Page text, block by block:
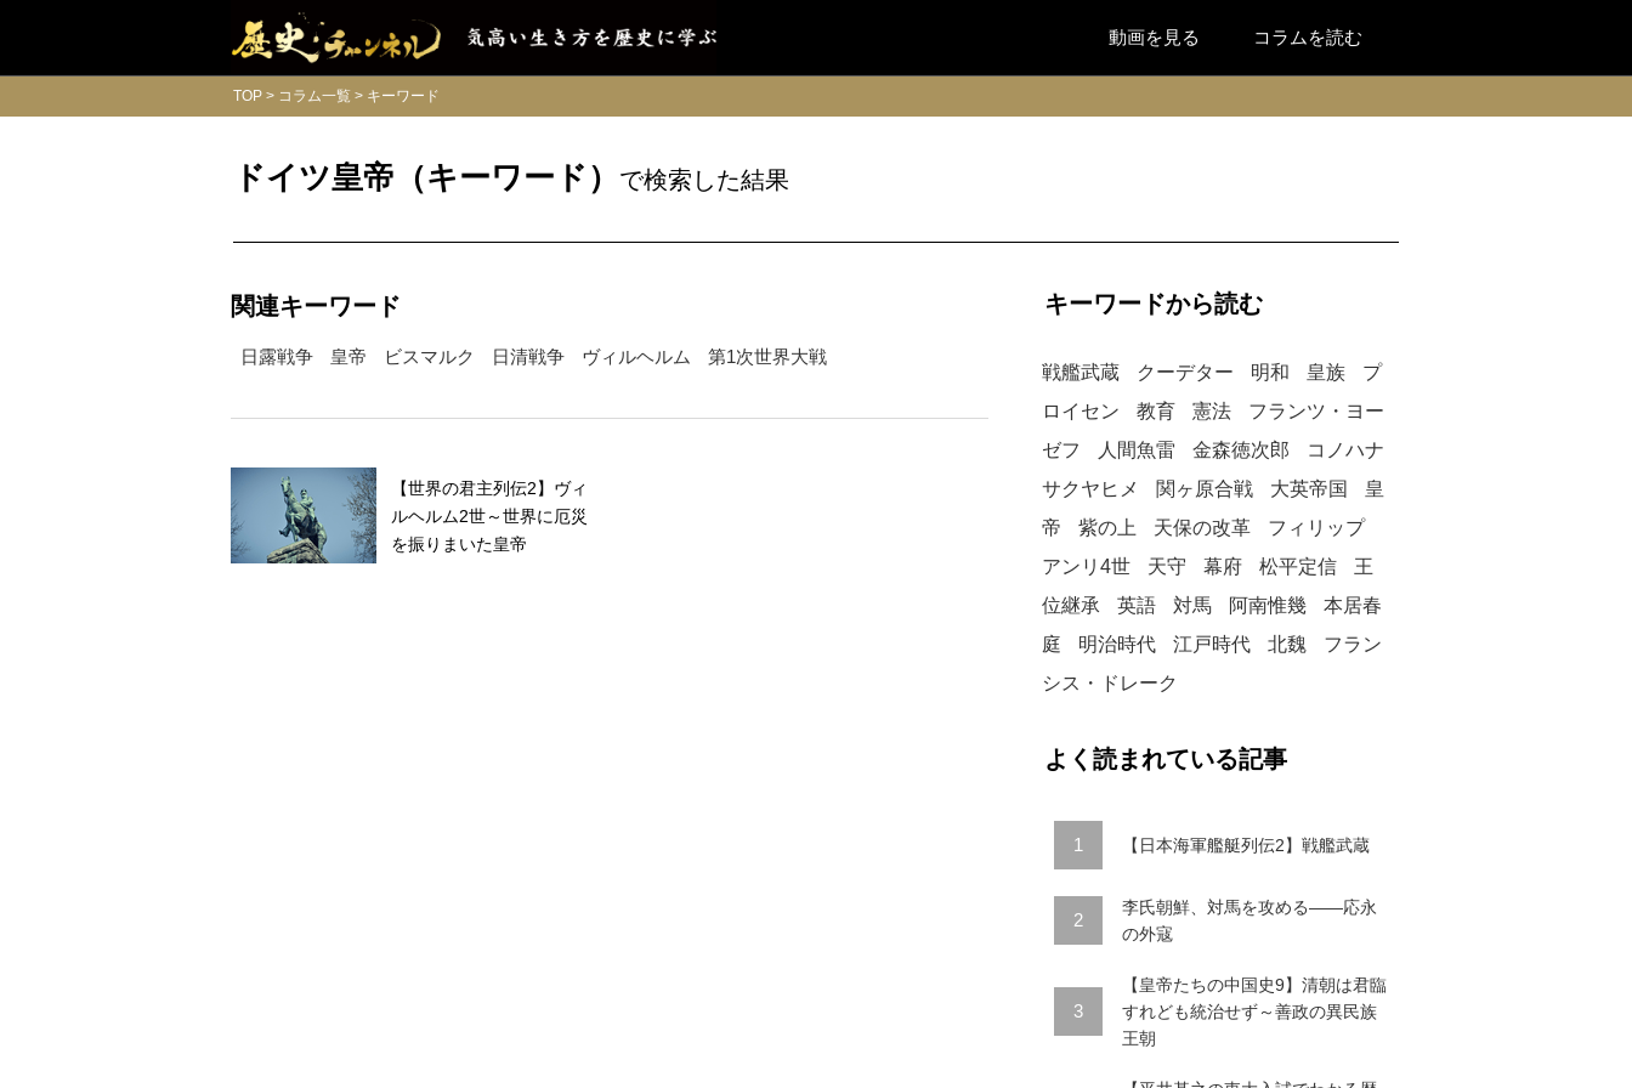
動画を見る コラムを読む
TOP コラム一覧 キーワード
ドイツ皇帝（キーワード） で検索した結果
関連キーワード
日露戦争 皇帝 ビスマルク 日清戦争 ヴィルヘルム 第1次世界大戦
【世界の君主列伝2】ヴィ
ルヘルム2世～世界に厄災
を振りまいた皇帝
キーワードから読む
戦艦武蔵 クーデター 明和 皇族
プ
ロイセン
教育 憲法
フランツ・ヨー
ゼフ
人間魚雷 金森徳次郎
コノハナ
サクヤヒメ
関ヶ原合戦 大英帝国
皇
帝
紫の上 天保の改革
フィリップ
アンリ4世
天守 幕府 松平定信
王
位継承
英語 対馬 阿南惟幾
本居春
庭
明治時代 江戸時代 北魏
フラン
シス・ドレーク
よく読まれている記事
1 【日本海軍艦艇列伝2】戦艦武蔵
2
李氏朝鮮、対馬を攻める――応永
の外寇
3
【皇帝たちの中国史9】清朝は君臨
すれども統治せず～善政の異民族
王朝